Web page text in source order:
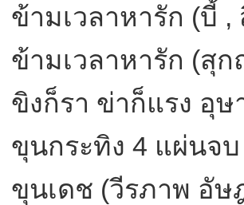
ข้ามเวลาหารัก (บี้
ข้ามเวลาหารัก (สุ
ขิงก็รา ข่าก็แรง อุ
ขุนกระทิง 4 แผ่นจบ
ขุนเดช (วีรภาพ อัษ